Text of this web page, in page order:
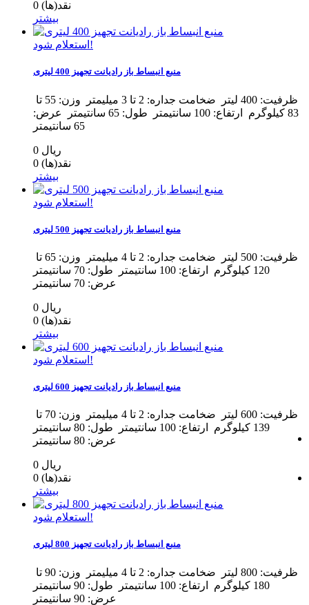
0 نقد(ها)
بیشتر
استعلام شود!
منبع انبساط باز رادیانت تجهیز 400 لیتری
83 کیلوگرم ارتفاع: 100 سانتیمتر طول: 65 سانتیمتر عرض:
65 سانتیمتر
0 ریال
0 نقد(ها)
بیشتر
استعلام شود!
منبع انبساط باز رادیانت تجهیز 500 لیتری
120 کیلوگرم ارتفاع: 100 سانتیمتر طول: 70 سانتیمتر
عرض: 70 سانتیمتر
0 ریال
0 نقد(ها)
بیشتر
استعلام شود!
منبع انبساط باز رادیانت تجهیز 600 لیتری
139 کیلوگرم ارتفاع: 100 سانتیمتر طول: 80 سانتیمتر
عرض: 80 سانتیمتر
0 ریال
0 نقد(ها)
بیشتر
استعلام شود!
منبع انبساط باز رادیانت تجهیز 800 لیتری
180 کیلوگرم ارتفاع: 100 سانتیمتر طول: 90 سانتیمتر
عرض: 90 سانتیمتر